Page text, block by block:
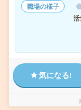
職場の様子
気になる!